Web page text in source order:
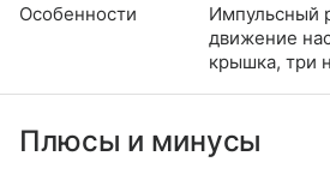
Особенности
Импульсный
движение
крышка, три
Плюсы и минусы